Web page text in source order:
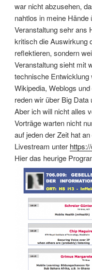
war nicht abzusehen,
nahtlos in meine
Veranstaltung sehr ans
kritisch die Auswirkung
reflektieren, sondern
Veranstaltung sieht mit
technische Entwicklung
Wikipedia, Weblogs
reden wir über Big Data
Aber ich will nicht alles
Vorträge warten nicht
auf jeden der Zeit hat
Livestream unter
Hier das heurige